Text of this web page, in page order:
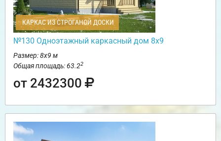
КАРКАС ИЗ СТРОГАНОЙ ДОСКИ
№130 Одноэтажный каркасный дом 8х9
Размер: 8х9 м
Общая площадь: 63.22
от 2432300